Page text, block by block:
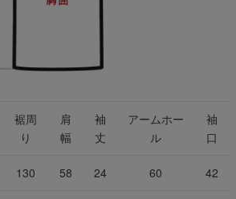
裾周
り
肩
幅
袖
丈
アームホー
ル
袖
口
130 58 24 60 42